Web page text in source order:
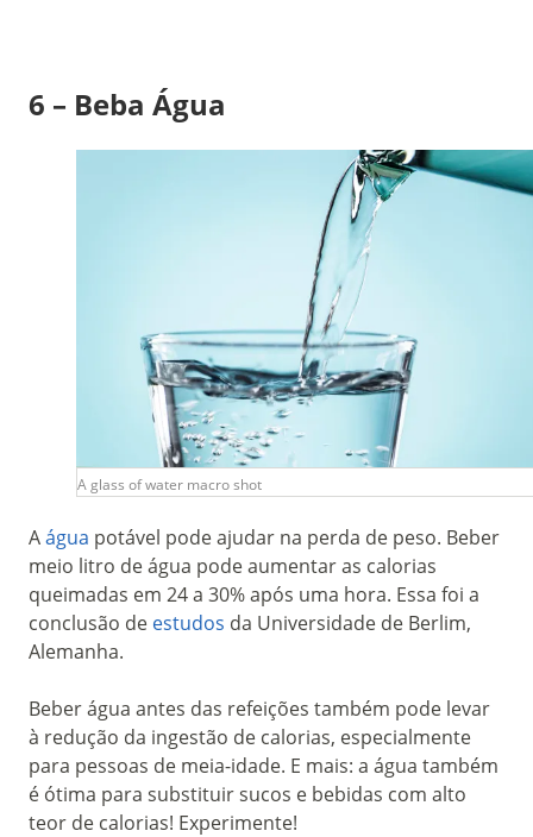
6 – Beba Água
A glass of water macro shot
Aágua potável pode ajudar na perda de peso. Beber
meio litro de água pode aumentar as calorias
queimadas em 24 a 30% após uma hora. Essa foi a
conclusão de estudos da Universidade de Berlim,
Alemanha.
Beber água antes das refeições também pode levar
à redução da ingestão de calorias, especialmente
para pessoas de meia-idade. E mais: a água também
é ótima para substituir sucos e bebidas com alto
teor de calorias! Experimente!